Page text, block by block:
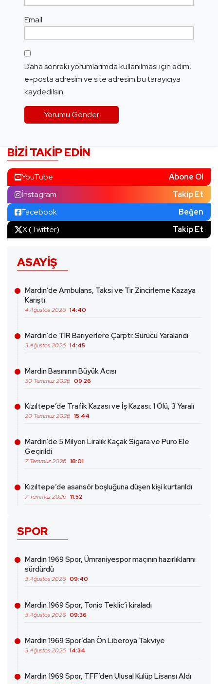
Email
Daha sonraki yorumlarımda kullanılması için adım,
e-posta adresim ve site adresim bu tarayıcıya
kaydedilsin.
BIZI TAKIP EDIN
YouTube
Abone Ol
İnstagram
Takip Et
Facebook
Beğen
X (Twitter)
Takip Et
ASAYIŞ
Mardin’de Ambulans, Taksi ve Tır Zincirleme Kazaya
Karıştı
4 Ağustos 2026 14:40
Mardin’de TIR Bariyerlere Çarptı: Sürücü Yaralandı
3 Ağustos 2026 14:45
Mardin Basınının Büyük Acısı
30 Temmuz 2026 09:26
Kızıltepe’de Trafik Kazası ve İş Kazası: 1 Ölü, 3 Yaralı
20 Temmuz 2026 15:44
Mardin’de 5 Milyon Liralık Kaçak Sigara ve Puro Ele
Geçirildi
7 Temmuz 2026 18:01
Kızıltepe’de asansör boşluğuna düşen kişi kurtarıldı
7 Temmuz 2026 11:52
SPOR
Mardin 1969 Spor, Ümraniyespor maçının hazırlıklarını
sürdürdü
5 Ağustos 2026 09:40
Mardin 1969 Spor, Tonio Teklic’i kiraladı
5 Ağustos 2026 09:36
Mardin 1969 Spor’dan Ön Liberoya Takviye
3 Ağustos 2026 14:34
Mardin 1969 Spor, TFF’den Ulusal Kulüp Lisansı Aldı